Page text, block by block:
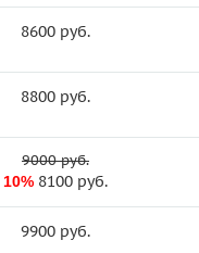
8600 руб.
8800 руб.
9000 руб.
10% 8100 руб.
9900 руб.